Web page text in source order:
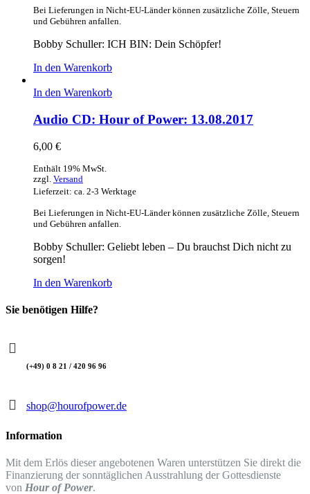
Bei Lieferungen in Nicht-EU-Länder können zusätzliche Zölle, Steuern
und Gebühren anfallen.
Bobby Schuller: ICH BIN: Dein Schöpfer!
In den Warenkorb
In den Warenkorb
Audio CD: Hour of Power: 13.08.2017
6,00 €
Enthält 19% MwSt.
zzgl. Versand
Lieferzeit: ca. 2-3 Werktage
Bei Lieferungen in Nicht-EU-Länder können zusätzliche Zölle, Steuern
und Gebühren anfallen.
Bobby Schuller: Geliebt leben – Du brauchst Dich nicht zu
sorgen!
In den Warenkorb
Sie benötigen Hilfe?
(+49) 0 8 21 / 420 96 96
shop@hourofpower.de
Information
Mit dem Erlös dieser angebotenen Waren unterstützen Sie direkt die
Finanzierung der sonntäglichen Ausstrahlung der Gottesdienste
von Hour of Power.